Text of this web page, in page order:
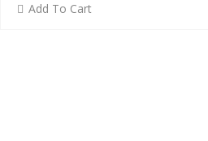
Add To Cart